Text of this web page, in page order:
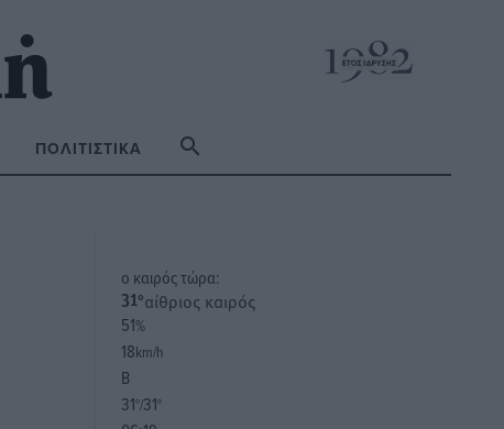
ΠΟΛΙΤΙΣΤΙΚΆ
o καιρός τώρα:
31°αίθριος καιρός
51%
18km/h
Β
31°/31°